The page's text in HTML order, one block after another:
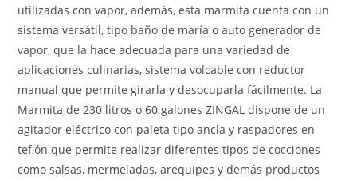
utilizadas con vapor, además, esta marmita cuenta con un
sistema versátil, tipo baño de maría o auto generador de
vapor, que la hace adecuada para una variedad de
aplicaciones culinarias, sistema volcable con reductor
manual que permite girarla y desocuparla fácilmente. La
Marmita de 230 litros o 60 galones ZINGAL dispone de un
agitador eléctrico con paleta tipo ancla y raspadores en
teflón que permite realizar diferentes tipos de cocciones
como salsas, mermeladas, arequipes y demás productos